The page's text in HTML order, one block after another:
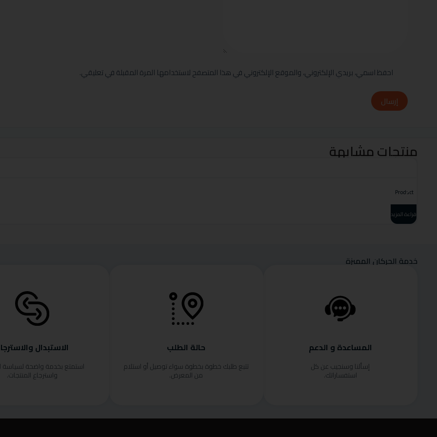
احفظ اسمي، بريدي الإلكتروني، والموقع الإلكتروني في هذا المتصفح لاستخدامها المرة المقبلة في تعليقي.
إرسال
منتجات مشابهة
Product
قراءة المزيد
خدمة الحركان المميزة
المساعدة و الدعم
إسألنا وسنجيب عن كل
استفساراتك.
حالة الطلب
تتبع طلبك خطوة بخطوة سواء توصيل أو استلام
من المعرض.
الاستبدال
استمتع بخدمة واضحة لسياسة
واسترجاع المنتجات.